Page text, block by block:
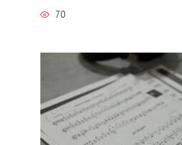
70